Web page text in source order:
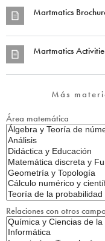
Martmatics
Martmatics
Más
Área matemática
Relaciones con otros